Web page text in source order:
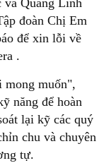
và Quang Linh
đoàn Chị Em
để xin lỗi về
.
mong muốn",
năng để hoàn
lại kỹ các quý
chu và chuyên
tự.